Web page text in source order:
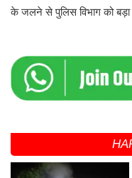
के जलने से पुलिस विभाग को